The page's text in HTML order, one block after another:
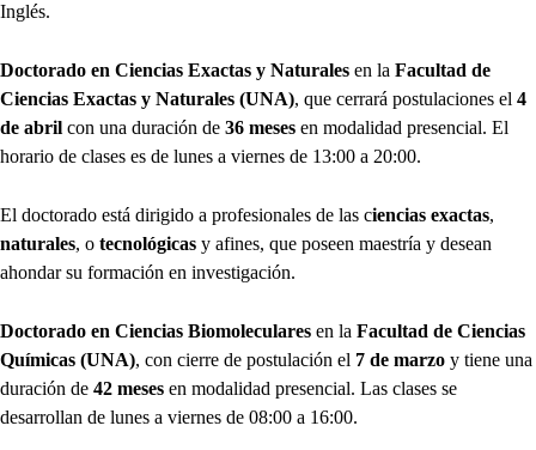
Inglés.
Doctorado en Ciencias Exactas y Naturales en la Facultad de
Ciencias Exactas y Naturales (UNA), que cerrará postulaciones el 4
de abril con una duración de 36 meses en modalidad presencial. El
horario de clases es de lunes a viernes de 13:00 a 20:00.
El doctorado está dirigido a profesionales de las ciencias exactas,
naturales, o tecnológicas y afines, que poseen maestría y desean
ahondar su formación en investigación.
Doctorado en Ciencias Biomoleculares en la Facultad de Ciencias
Químicas (UNA), con cierre de postulación el 7 de marzo y tiene una
duración de 42 meses en modalidad presencial. Las clases se
desarrollan de lunes a viernes de 08:00 a 16:00.